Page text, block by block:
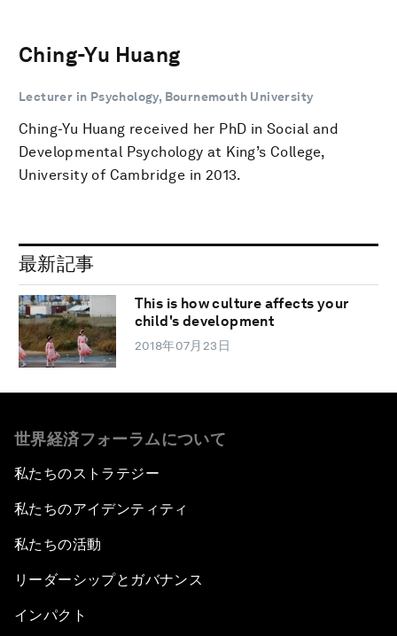
Ching-Yu Huang
Lecturer in Psychology, Bournemouth University
Ching-Yu Huang received her PhD in Social and
Developmental Psychology at King’s College,
University of Cambridge in 2013.
最新記事
This is how culture affects your
child's development
2018年07月23日
世界経済フォーラムについて
私たちのストラテジー
私たちのアイデンティティ
私たちの活動
リーダーシップとガバナンス
インパクト